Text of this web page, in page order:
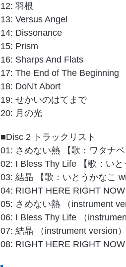
12: 羽根
13: Versus Angel
14: Dissonance
15: Prism
16: Sharps And Flats
17: The End of The Beginning
18: DoN't Abort
19: せかいのはてまで
20: 月の光
■Disc 2 トラックリスト
01: さめない熱 【歌：ワタナ
02: I Bless Thy Life 【歌：い
03: 結晶 【歌：いとうかなこ
04: RIGHT HERE RIGHT
05: さめない熱 （instrument
06: I Bless Thy Life （
07: 結晶 （instrument version）
08: RIGHT HERE RIGHT